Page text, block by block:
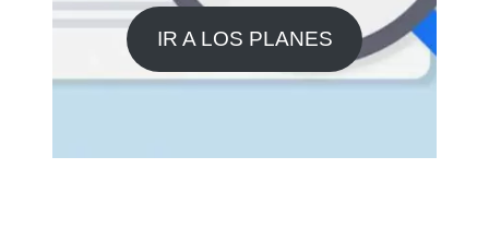
IR A LOS PLANES